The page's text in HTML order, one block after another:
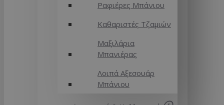
Ραφιέρες Μπάνιου
Καθαριστές Τζαμιών
Μαξιλάρια
Μπανιέρας
Λοιπά Αξεσουάρ
Μπάνιου